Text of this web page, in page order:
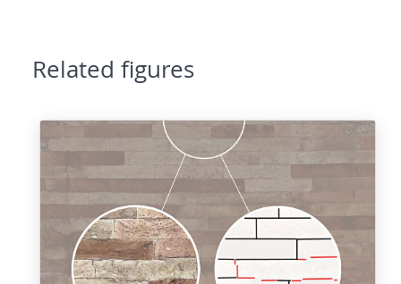
Related figures